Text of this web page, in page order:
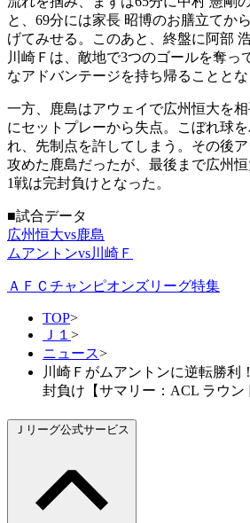
と、69分には家長 昭博のお膳立てか
げてみせる。このあと、終盤に阿部
川崎Ｆは、敵地で3つのゴールを奪っ
なアドバンテージを持ち帰ることとな
一方、鹿島はアウェイで広州恒大を
にセットプレーから失点。こぼれ球
れ、先制点を許してしまう。その後
攻めた鹿島だったが、最後まで広州
1戦は完封負けとなった。
■試合データ
広州恒大vs鹿島
ムアントンvs川崎Ｆ
ＡＦＣチャンピオンズリーグ特集
TOP>
Ｊ１ >
ニュース>
川崎Ｆがムアントンに逆転勝利
封負け【サマリー：ACL ラウン
Ｊリーグ公式サービス